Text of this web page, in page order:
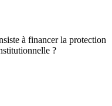
à financer la protection
?